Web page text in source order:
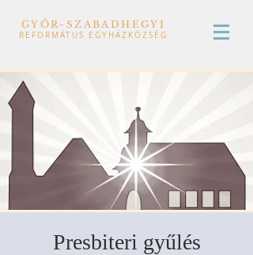
GYŐR-SZABADHEGYI
REFORMÁTUS EGYHÁZKÖZSÉG
Presbiteri gyűlés